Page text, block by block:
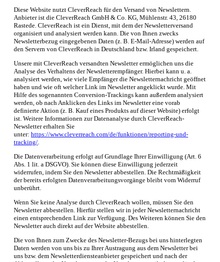
Diese Website nutzt CleverReach für den Versand von Newslettern.
Anbieter ist die CleverReach GmbH & Co. KG, Mühlenstr. 43, 26180
Rastede. CleverReach ist ein Dienst, mit dem der Newsletterversand
organisiert und analysiert werden kann. Die von Ihnen zwecks
Newsletterbezug eingegebenen Daten (z. B. E-Mail-Adresse) werden auf
den Servern von CleverReach in Deutschland bzw. Irland gespeichert.
Unsere mit CleverReach versandten Newsletter ermöglichen uns die
Analyse des Verhaltens der Newsletterempfänger. Hierbei kann u. a.
analysiert werden, wie viele Empfänger die Newsletternachricht geöffnet
haben und wie oft welcher Link im Newsletter angeklickt wurde. Mit
Hilfe des sogenannten Conversion-Trackings kann außerdem analysiert
werden, ob nach Anklicken des Links im Newsletter eine vorab
definierte Aktion (z. B. Kauf eines Produkts auf dieser Website) erfolgt
ist. Weitere Informationen zur Datenanalyse durch CleverReach-
Newsletter erhalten Sie
unter: https://www.cleverreach.com/de/funktionen/reporting-und-
tracking/.
Die Datenverarbeitung erfolgt auf Grundlage Ihrer Einwilligung (Art. 6
Abs. 1 lit. a DSGVO). Sie können diese Einwilligung jederzeit
widerrufen, indem Sie den Newsletter abbestellen. Die Rechtmäßigkeit
der bereits erfolgten Datenverarbeitungsvorgänge bleibt vom Widerruf
unberührt.
Wenn Sie keine Analyse durch CleverReach wollen, müssen Sie den
Newsletter abbestellen. Hierfür stellen wir in jeder Newsletternachricht
einen entsprechenden Link zur Verfügung. Des Weiteren können Sie den
Newsletter auch direkt auf der Website abbestellen.
Die von Ihnen zum Zwecke des Newsletter-Bezugs bei uns hinterlegten
Daten werden von uns bis zu Ihrer Austragung aus dem Newsletter bei
uns bzw. dem Newsletterdiensteanbieter gespeichert und nach der